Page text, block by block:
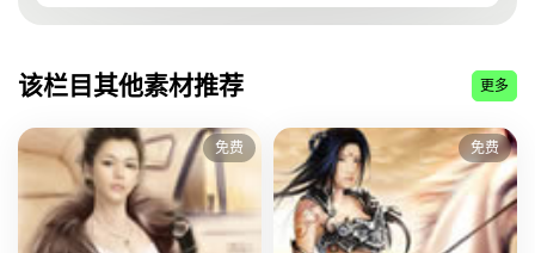
该美工上传了小说封面素材图 素材ID:44941
该美工上传了小说封面素材图 素材ID:10813
该美工上传了小说封面素材图 素材ID:10812
该美工上传了小说封面素材图 素材ID:10810
该美工上传了小说封面素材图 素材ID:10808
该美工上传了小说封面素材图 素材ID:10806
该栏目其他素材推荐 更多
免费 免费